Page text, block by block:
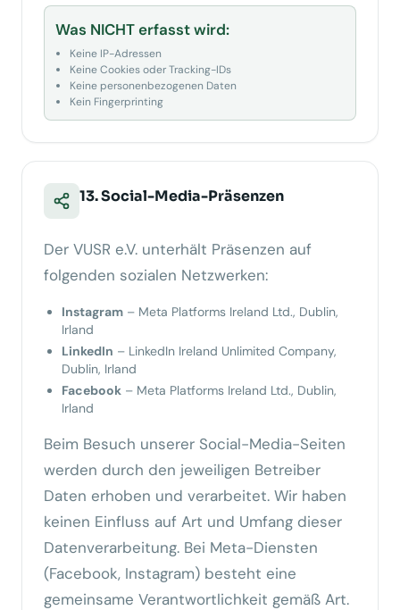
Was NICHT erfasst wird:
Keine IP-Adressen
Keine Cookies oder Tracking-IDs
Keine personenbezogenen Daten
Kein Fingerprinting
13. Social-Media-Präsenzen
Der VUSR e.V. unterhält Präsenzen auf
folgenden sozialen Netzwerken:
Instagram – Meta Platforms Ireland Ltd., Dublin,
Irland
LinkedIn – LinkedIn Ireland Unlimited Company,
Dublin, Irland
Facebook – Meta Platforms Ireland Ltd., Dublin,
Irland
Beim Besuch unserer Social-Media-Seiten
werden durch den jeweiligen Betreiber
Daten erhoben und verarbeitet. Wir haben
keinen Einfluss auf Art und Umfang dieser
Datenverarbeitung. Bei Meta-Diensten
(Facebook, Instagram) besteht eine
gemeinsame Verantwortlichkeit gemäß Art.